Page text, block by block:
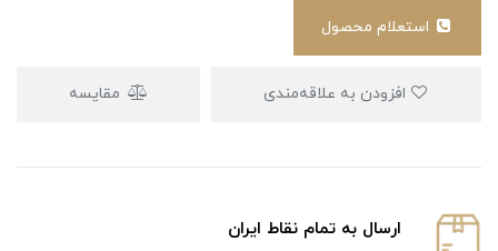
مقایسه
ارسال به تمام نقاط ایران